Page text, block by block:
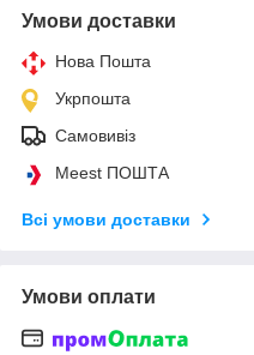
Умови доставки
Нова Пошта
Укрпошта
Самовивіз
Meest ПОШТА
Всі умови доставки
Умови оплати